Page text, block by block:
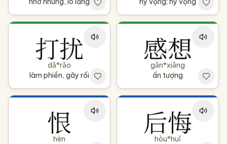
打扰
dǎ*rǎo
làm phiền, gây rối
感想
gǎn*xiǎng
ấn tượng
恨
hèn
后悔
hòu*huǐ